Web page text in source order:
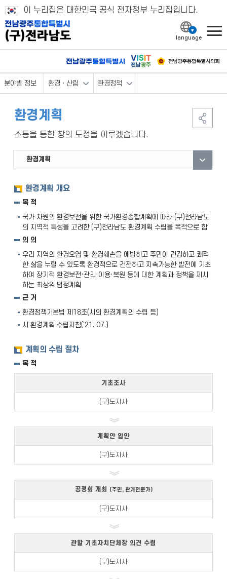
이 누리집은 대한민국 공식 전자정부 누리집입니다.
분야별 정보 환경ㆍ산림 환경정책
환경계획
소통을 통한 창의 도정을 이루겠습니다.
환경계획
환경개선부담금
환경계획 개요
목 적
국가 차원의 환경보전을 위한 국가환경종합계획에 따라 (구)전라남도
의 지역적 특성을 고려한 (구)전라남도 환경계획 수립을 목적으로 함
의 의
우리 지역의 환경오염 및 환경훼손을 예방하고 주민이 건강하고 쾌적
한 삶을 누릴 수 있도록 환경적으로 건전하고 지속가능한 발전에 기초
하여 장기적 환경보전·관리·이용·복원 등에 대한 계획과 정책을 제시
하는 최상위 법정계획
근 거
환경정책기본법 제18조(시의 환경계획의 수립 등)
시 환경계획 수립지침(‘21. 07.)
계획의 수립 절차
목 적
기초조사
(구)도지사
계획안 입안
(구)도지사
공정회 개최 (주민, 관계전문가)
(구)도지사
관할 기초자치단체장 의견 수렴
(구)도지사